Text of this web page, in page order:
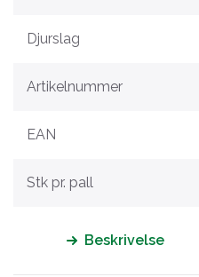
Djurslag
Artikelnummer
EAN
Stk pr. pall
Beskrivelse